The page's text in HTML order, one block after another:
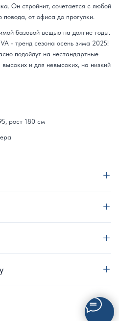
Он стройнит, сочетается с любой
повода, от офиса до прогулки.
базовой вещью на долгие годы.
- тренд сезона осень зима 2025!
подойдут на нестандартные
и для невысоких, на низкий
рост 180 см